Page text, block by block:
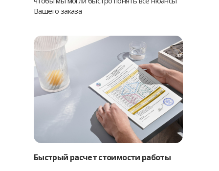
Вашего заказа
Быстрый расчет стоимости работы